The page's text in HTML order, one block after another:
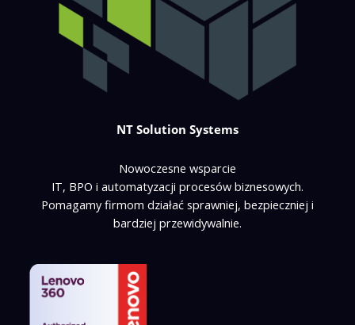
NT Solution Systems
Nowoczesne wsparcie
IT, BPO i automatyzacji procesów biznesowych.
Pomagamy firmom działać sprawniej, bezpieczniej i
bardziej przewidywalnie.